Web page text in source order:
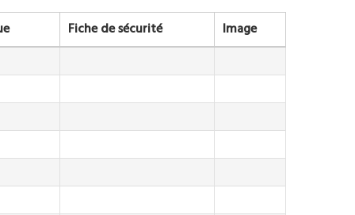
Fiche de sécurité Image